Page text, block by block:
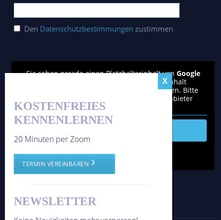
Den Datenschutzbestimmungen zustimmen
Sie sehen gerade einen Platzhalterinhalt von Google
. Um auf den eigentlichen Inhalt
zuzugreifen, klicken Sie auf den Button unten. Bitte
beachten Sie, dass dabei Daten an Drittanbieter
weitergegeben werden.
KOSTENFREIES
KENNENLERNEN
20 Minuten per Zoom
TERMIN VEREINBAREN
NEWSLETTER